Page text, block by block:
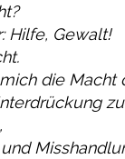
Hilfe, Gewalt!
die Macht